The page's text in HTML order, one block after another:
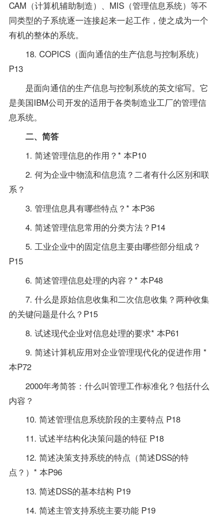
CAM（计算机辅助制造）、MIS（管理信息系统）等不
同类型的子系统逐一连接起来一起工作，使之成为一个
有机的整体的系统。
18. COPICS（面向通信的生产信息与控制系统）
P13
是面向通信的生产信息与控制系统的英文缩写。它
是美国IBM公司开发的适用于各类制造业工厂的管理信
息系统。
二、简答
1. 简述管理信息的作用？* 本P10
2. 何为企业中物流和信息流？二者有什么区别和联
系？
3. 管理信息具有哪些特点？* 本P36
4. 简述管理信息常用的分类方法？P14
5. 工业企业中的固定信息主要由哪些部分组成？
P15
6. 简述管理信息处理的内容？* 本P48
7. 什么是原始信息收集和二次信息收集？两种收集
的关键问题是什么？P15
8. 试述现代企业对信息处理的要求* 本P61
9. 简述计算机应用对企业管理现代化的促进作用 *
本P72
2000年考简答：什么叫管理工作标准化？包括什么
内容？
10. 简述管理信息系统阶段的主要特点 P18
11. 试述半结构化决策问题的特征 P18
12. 简述决策支持系统的特点（简述DSS的特
点？）* 本P96
13. 简述DSS的基本结构 P19
14. 简述主管支持系统主要功能 P19